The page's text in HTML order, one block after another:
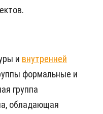
и внутренней
формальные и
группа
обладающая